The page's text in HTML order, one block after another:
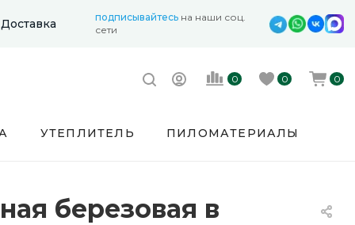
Доставка подписывайтесь на наши соц.
сети
0 0 0
УТЕПЛИТЕЛЬ ПИЛОМАТЕРИАЛЫ
березовая в